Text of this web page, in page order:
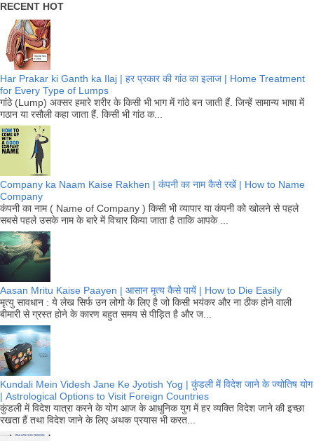
RECENT HOT
Har Prakar ki Ganth ka Ilaj | हर प्रकार की गांठ का इलाज | Home Treatment
for Every Type of Lumps
गांठे (Lump) अक्सर हमारे शरीर के किसी भी भाग में गांठे बन जाती हैं. जिन्हें सामान्य भाषा में
गठान या रसौली कहा जाता हैं. किसी भी गांठ क...
Company ka Naam Kaise Rakhen | कंपनी का नाम कैसे रखें | How to Name
Company
कंपनी का नाम ( Name of Company ) किसी भी व्यापार या कंपनी को खोलने से पहले
सबसे पहले उसके नाम के बारे में विचार किया जाता है ताकि आपके ...
Aasan Mritu Kaise Paayen | आसान मृत्य कैसे पायें | How to Die Easily
मृत्यु सावधान : ये लेख सिर्फ उन लोगो के लिए है जो किसी भयंकर और ना ठीक होने वाली
बीमारी से ग्रस्त होने के कारण बहुत समय से पीड़ित है और ज...
Kundali Mein Videsh Jane Ke Jyotish Yog | कुंडली में विदेश जाने के ज्योतिष योग
| Astrological Options to Visit Foreign Countries
कुंडली में विदेश यात्रा करने के योग आज के आधुनिक युग में हर व्यक्ति विदेश जाने की इच्छा
रखता हैं तथा विदेश जाने के लिए अथक प्रयास भी करत...